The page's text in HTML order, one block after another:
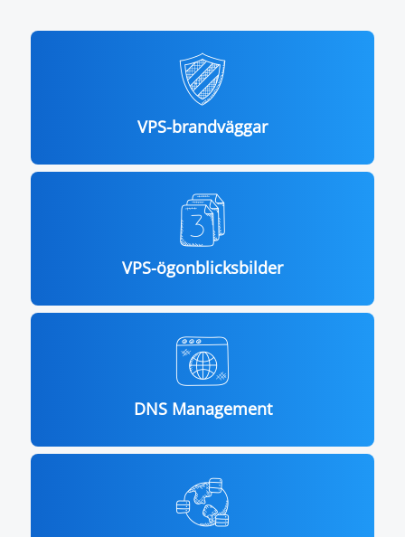
VPS-brandväggar
VPS-ögonblicksbilder
DNS Management